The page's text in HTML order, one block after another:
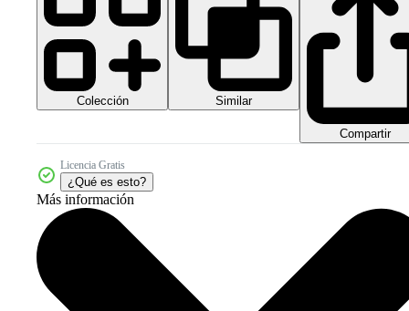
Colección Similar
Compartir
Licencia Gratis
¿Qué es esto?
Más información